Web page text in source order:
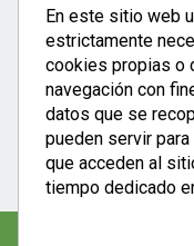
En este sitio web
estrictamente
cookies propias o
navegación con
datos que se
pueden servir
que acceden al
tiempo dedicado